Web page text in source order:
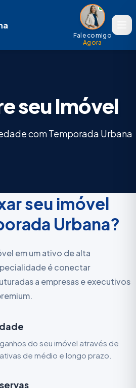
Fale comigo
Agora
seu Imóvel
com Temporada Urbana
seu imóvel
Urbana?
em um ativo de alta
é conectar
a empresas e executivos
do seu imóvel através de
de médio e longo prazo.